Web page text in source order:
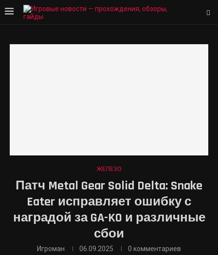
ЖЕЛЕЗО
Патч Metal Gear Solid Delta: Snake
Eater исправляет ошибку с
наградой за GA-KO и различные
сбои
Игроман 06.09.2025 0 комментариев